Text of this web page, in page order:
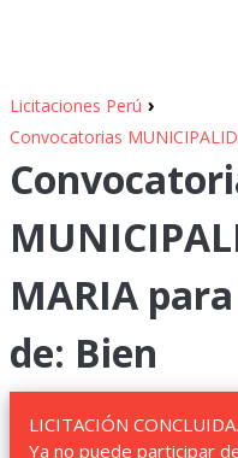
Licitaciones Perú ›
Convocatorias
MARIA
de: Bien
LICITACIÓN CONCLUIDA.
Ya no puede participar